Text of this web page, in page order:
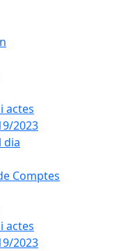
actes
2023
dia
Comptes
actes
2023